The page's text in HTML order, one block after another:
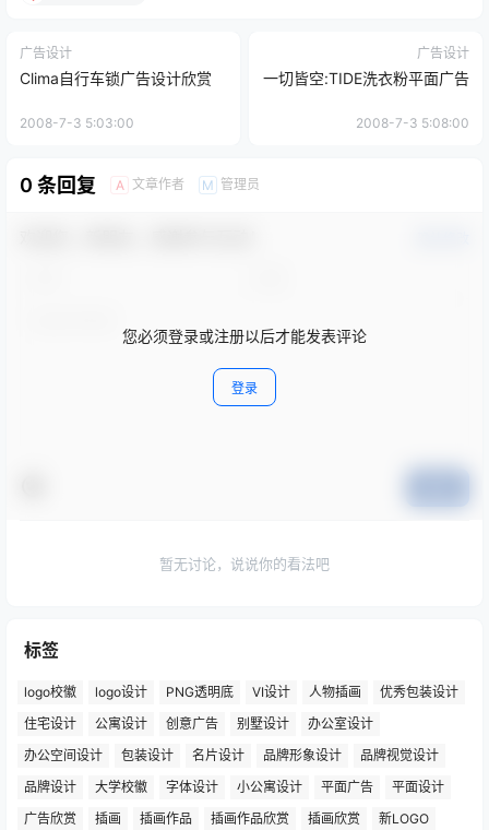
广告设计
Clima自行车锁广告设计欣赏
2008-7-3 5:03:00
广告设计
一切皆空:TIDE洗衣粉平面广告
2008-7-3 5:08:00
0 条回复 A 文章作者 M 管理员
您必须登录或注册以后才能发表评论
登录
暂无讨论，说说你的看法吧
标签
logo校徽 logo设计 PNG透明底 VI设计 人物插画
优秀包装设计
住宅设计
公寓设计 创意广告 别墅设计
办公室设计
办公空间设计
包装设计 名片设计 品牌形象设计
品牌视觉设计
品牌设计
大学校徽 字体设计 小公寓设计 平面广告
平面设计
广告欣赏
插画 插画作品 插画作品欣赏 插画欣赏 新LOGO